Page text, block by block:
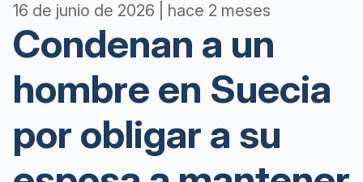
16 de junio de 2026 | hace 2 meses
Condenan a un
hombre en Suecia
por obligar a su